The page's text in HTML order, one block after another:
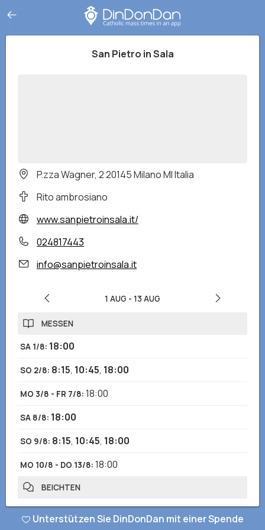
San Pietro in Sala
P.zza Wagner, 2 20145 Milano MI Italia
Rito ambrosiano
www.sanpietroinsala.it/
024817443
info@sanpietroinsala.it
1 AUG - 13 AUG
MESSEN
SA 1/8: 18:00
SO 2/8: 8:15, 10:45, 18:00
MO 3/8 - FR 7/8: 18:00
SA 8/8: 18:00
SO 9/8: 8:15, 10:45, 18:00
MO 10/8 - DO 13/8: 18:00
BEICHTEN
MO 3/8 - FR 7/8:8:00-8:30,17:00-17:45
Unterstützen Sie DinDonDan mit einer Spende